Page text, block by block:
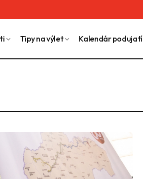
Tipy na výlet Kalendár podujatí